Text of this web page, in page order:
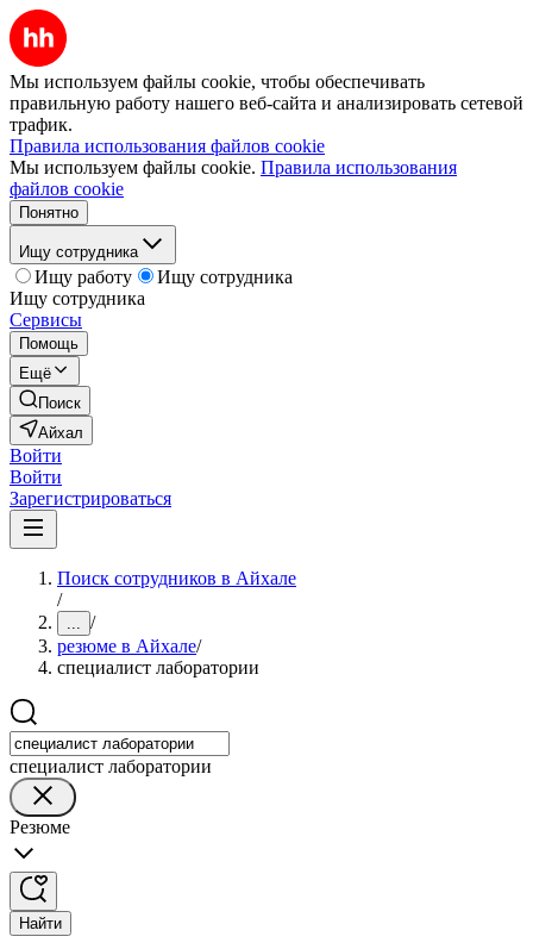
Мы используем файлы cookie, чтобы обеспечивать
правильную работу нашего веб-сайта и анализировать сетевой
трафик.
Правила использования файлов cookie
Мы используем файлы cookie. Правила использования
файлов cookie
Понятно
Ищу сотрудника
Ищу работу
Ищу сотрудника
Ищу сотрудника
Сервисы
Помощь
Ещё
Поиск
Айхал
Войти
Войти
Зарегистрироваться
Поиск сотрудников в Айхале
/
... /
резюме в Айхале/
специалист лаборатории
специалист лаборатории
Резюме
Найти